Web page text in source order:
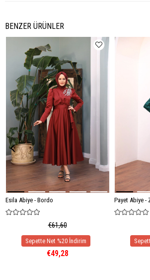
BENZER ÜRÜNLER
Esila Abiye - Bordo
€61,60
€49,28
Payet Abiye -